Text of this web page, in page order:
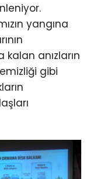
yangına
anızların
gibi